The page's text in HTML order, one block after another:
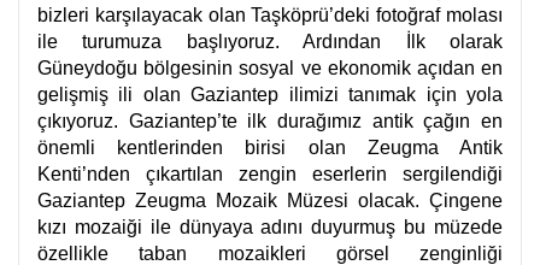
bizleri karşılayacak olan Taşköprü’deki fotoğraf molası
ile turumuza başlıyoruz. Ardından İlk olarak
Güneydoğu bölgesinin sosyal ve ekonomik açıdan en
gelişmiş ili olan Gaziantep ilimizi tanımak için yola
çıkıyoruz. Gaziantep’te ilk durağımız antik çağın en
önemli kentlerinden birisi olan Zeugma Antik
Kenti’nden çıkartılan zengin eserlerin sergilendiği
Gaziantep Zeugma Mozaik Müzesi olacak. Çingene
kızı mozaiği ile dünyaya adını duyurmuş bu müzede
özellikle taban mozaikleri görsel zenginliği